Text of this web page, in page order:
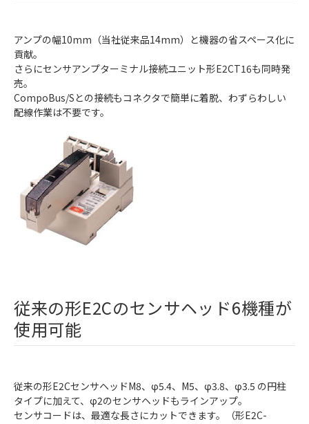
アンプの幅10mm（当社従来品14mm）と機器の省スペース化に
貢献。
さらにセンサアンプターミナル接続ユニット形E2CT16も同時発
売。
CompoBus/Sとの接続もコネクタで簡単に着脱、わずらわしい
配線作業は不要です。
従来の形E2Cのセンサヘッド6機種が
使用可能
従来の形E2CセンサヘッドM8、φ5.4、M5、φ3.8、φ3.5 の円柱
タイプに加えて、φ2のセンサヘッドもラインアップ。
センサコードは、最適な長さにカットできます。（形E2C-